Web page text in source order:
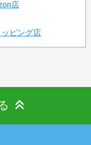
店
ピング店